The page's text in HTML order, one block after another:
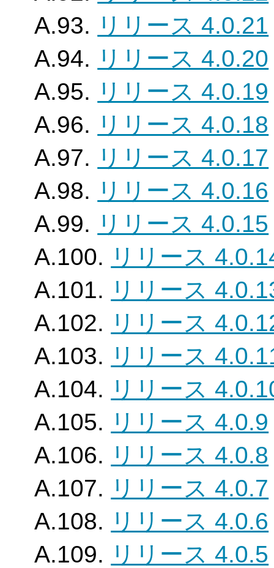
A.93. リリース 4.0.21
A.94. リリース 4.0.20
A.95. リリース 4.0.19
A.96. リリース 4.0.18
A.97. リリース 4.0.17
A.98. リリース 4.0.16
A.99. リリース 4.0.15
A.100. リリース
A.101. リリース
A.102. リリース
A.103. リリース
A.104. リリース
A.105. リリース 4.0.9
A.106. リリース 4.0.8
A.107. リリース 4.0.7
A.108. リリース 4.0.6
A.109. リリース 4.0.5